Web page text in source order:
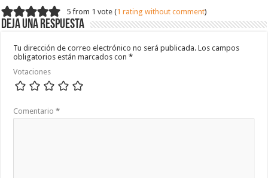
5 from 1 vote (1 rating without comment)
Deja una respuesta
Tu dirección de correo electrónico no será publicada. Los campos
obligatorios están marcados con*
Votaciones
Comentario*